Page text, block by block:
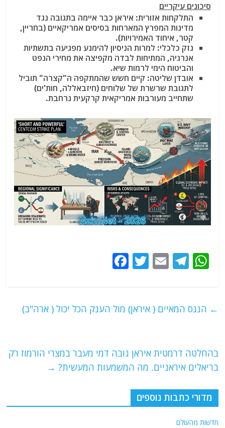
סיכונים עיקריים
התלקחות אזורית: איראן כבר איימה בתגובה נגד
מדינות המפרץ המארחות בסיסים אמריקאיים (בחריין,
קטר, איחוד האמירויות).
נזק כלכלי: למרות הניסיון להימנע מפגיעה בתשתיות
אנרגיה, המתיחות לבדה מקפיצה את מחירי הנפט
והביטוח הימי לרמות שיא.
אובדן שליטה: קיים חשש שהמתקפה ה"קצרה" תוביל
לתגובת שרשרת של שלוחים (חיזבאללה, חות'ים)
שתחייב מעורבות אמריקאית קרקעית נרחבת.
W
s
p
T
g
E
l
T
er
e
o
k
← הננס המאיים ( איראן) מול הענק הכל יכול ( ארה"ב)
בהחלטה דרמטית איראן גובה דמי מעבר במצרי הורמוז רק
בריאלים איראניים. מה המשמעות המעשית? →
מדורי כתבות נוספים
חדשות מהעולם